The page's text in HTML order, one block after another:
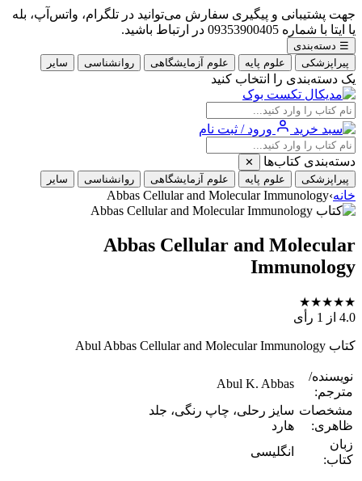
جهت پشتیبانی و پیگیری سفارش می‌توانید در تلگرام، واتس‌آپ، بله
یا ایتا با شماره 09353900405 در ارتباط باشید.
☰ دسته‌بندی
پیراپزشکی
علوم پایه علوم آزمایشگاهی روانشناسی سایر
یک دسته‌بندی را انتخاب کنید
ورود / ثبت نام
دسته‌بندی کتاب‌ها
✕
پیراپزشکی
علوم پایه علوم آزمایشگاهی روانشناسی سایر
خانه›
Abbas Cellular and Molecular Immunology
Abbas Cellular and Molecular
Immunology
★
★
★
★
★
4.0 از 1 رأی
کتاب Abul Abbas Cellular and Molecular Immunology
نویسنده/
مترجم:
Abul K. Abbas
مشخصات
ظاهری:
سایز رحلی، چاپ رنگی، جلد
هارد
زبان
کتاب:
انگلیسی